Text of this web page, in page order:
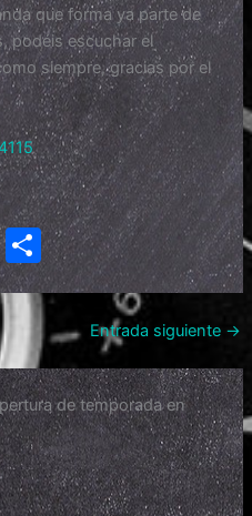
que forma ya parte de
podéis escuchar el
siempre, gracias por el
ai
C
o
m
p
ar
tir
Entrada siguiente →
de temporada en